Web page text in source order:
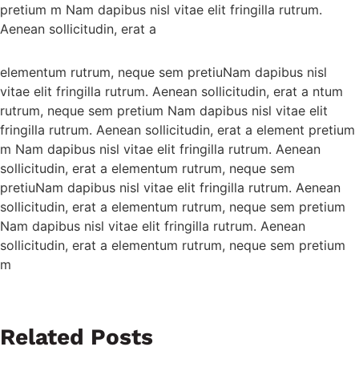
pretium m Nam dapibus nisl vitae elit fringilla rutrum.
Aenean sollicitudin, erat a
elementum rutrum, neque sem pretiuNam dapibus nisl
vitae elit fringilla rutrum. Aenean sollicitudin, erat a ntum
rutrum, neque sem pretium Nam dapibus nisl vitae elit
fringilla rutrum. Aenean sollicitudin, erat a element pretium
m Nam dapibus nisl vitae elit fringilla rutrum. Aenean
sollicitudin, erat a elementum rutrum, neque sem
pretiuNam dapibus nisl vitae elit fringilla rutrum. Aenean
sollicitudin, erat a elementum rutrum, neque sem pretium
Nam dapibus nisl vitae elit fringilla rutrum. Aenean
sollicitudin, erat a elementum rutrum, neque sem pretium
m
Related Posts